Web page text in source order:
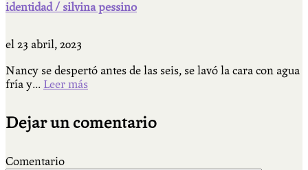
identidad / silvina pessino
el 23 abril, 2023
Nancy se despertó antes de las seis, se lavó la cara con agua
fría y... Leer más
Dejar un comentario
Comentario